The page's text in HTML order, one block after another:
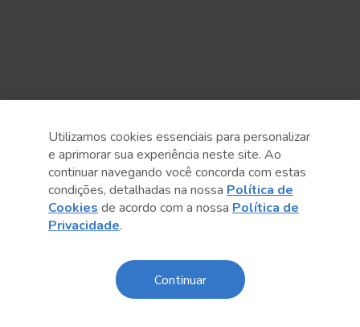
Anterior Próximo post
Utilizamos cookies essenciais para personalizar
e aprimorar sua experiência neste site. Ao
continuar navegando você concorda com estas
condições, detalhadas na nossa Política de
Cookies de acordo com a nossa Política de
Privacidade.
Continuar